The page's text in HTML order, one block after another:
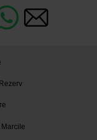
Marcile